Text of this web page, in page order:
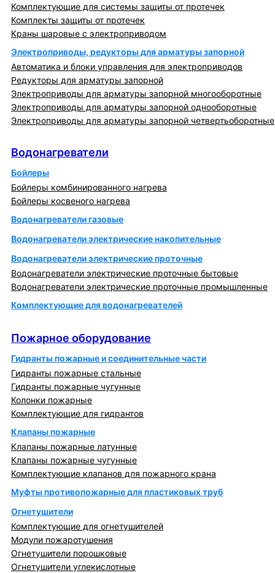
Комплектующие для системы защиты от протечек
Комплекты защиты от протечек
Краны шаровые с электроприводом
Электроприводы, редукторы для арматуры запорной
Автоматика и блоки управления для электроприводов
Редукторы для арматуры запорной
Электроприводы для арматуры запорной многооборотные
Электроприводы для арматуры запорной однооборотные
Электроприводы для арматуры запорной четвертьоборотные
Водонагреватели
Бойлеры
Бойлеры комбинированного нагрева
Бойлеры косвеного нагрева
Водонагреватели газовые
Водонагреватели электрические накопительные
Водонагреватели электрические проточные
Водонагреватели электрические проточные бытовые
Водонагреватели электрические проточные промышленные
Комплектующие для водонагревателей
Пожарное оборудование
Гидранты пожарные и соединительные части
Гидранты пожарные стальные
Гидранты пожарные чугунные
Колонки пожарные
Комплектующие для гидрантов
Клапаны пожарные
Клапаны пожарные латунные
Клапаны пожарные чугунные
Комплектующие клапанов для пожарного крана
Муфты противопожарные для пластиковых труб
Огнетушители
Комплектующие для огнетушителей
Модули пожаротушения
Огнетушители порошковые
Огнетушители углекислотные